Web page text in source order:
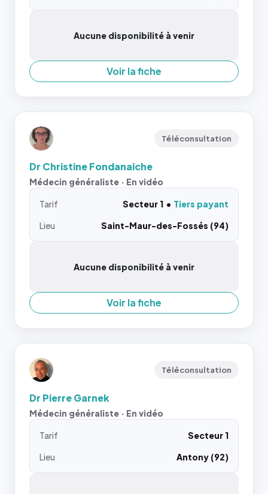
Aucune disponibilité à venir
Voir la fiche
Téléconsultation
Dr Christine Fondanaiche
Médecin généraliste · En vidéo
Tarif Secteur 1
Tiers payant
Lieu
Saint-Maur-des-Fossés (94)
Aucune disponibilité à venir
Voir la fiche
Téléconsultation
Dr Pierre Garnek
Médecin généraliste · En vidéo
Tarif
Secteur 1
Lieu
Antony (92)